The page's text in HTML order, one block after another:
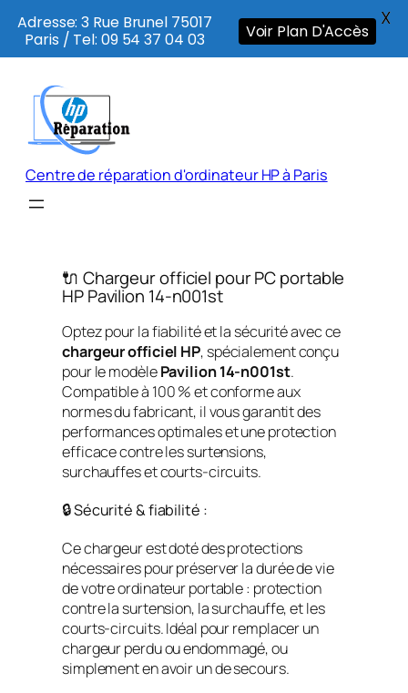
contenu
Centre de réparation d'ordinateur HP à Paris
🔌 Chargeur officiel pour PC portable
HP Pavilion 14-n001st
Optez pour la fiabilité et la sécurité avec ce
chargeur officiel HP, spécialement conçu
pour le modèlePavilion 14-n001st.
Compatible à 100 % et conforme aux
normes du fabricant, il vous garantit des
performances optimales et une protection
efficace contre les surtensions,
surchauffes et courts-circuits.
🔒 Sécurité & fiabilité :
Ce chargeur est doté des protections
nécessaires pour préserver la durée de vie
de votre ordinateur portable : protection
contre la surtension, la surchauffe, et les
courts-circuits. Idéal pour remplacer un
chargeur perdu ou endommagé, ou
simplement en avoir un de secours.
Adresse: 3 Rue Brunel 75017
Paris / Tel: 09 54 37 04 03
Voir Plan D'Accès
X